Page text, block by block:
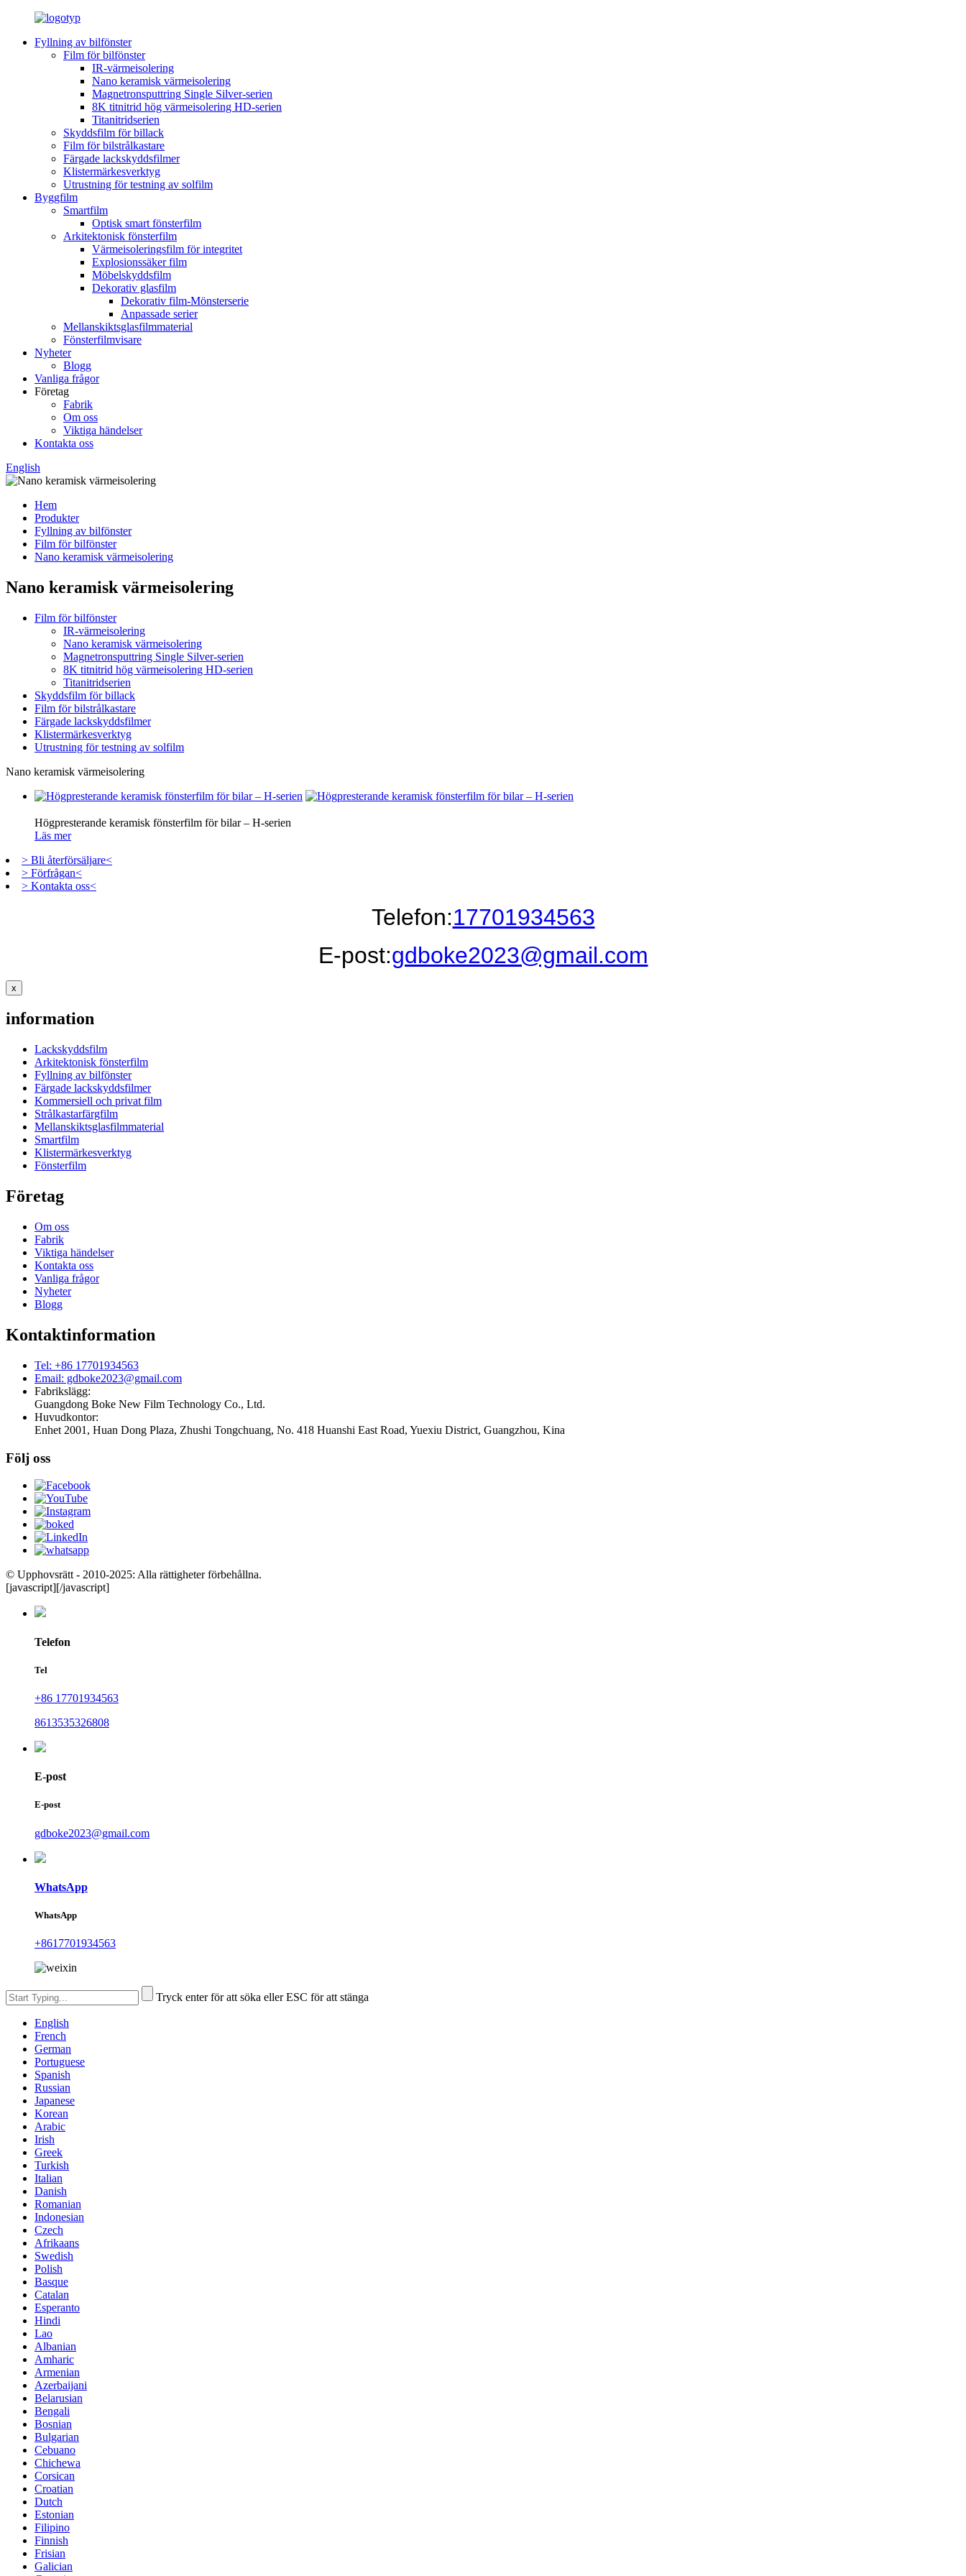
Fyllning av bilfönster
Film för bilfönster
IR-värmeisolering
Nano keramisk värmeisolering
Magnetronsputtring Single Silver-serien
8K titnitrid hög värmeisolering HD-serien
Titanitridserien
Skyddsfilm för billack
Film för bilstrålkastare
Färgade lackskyddsfilmer
Klistermärkesverktyg
Utrustning för testning av solfilm
Byggfilm
Smartfilm
Optisk smart fönsterfilm
Arkitektonisk fönsterfilm
Värmeisoleringsfilm för integritet
Explosionssäker film
Möbelskyddsfilm
Dekorativ glasfilm
Dekorativ film-Mönsterserie
Anpassade serier
Mellanskiktsglasfilmmaterial
Fönsterfilmvisare
Nyheter
Blogg
Vanliga frågor
Företag
Fabrik
Om oss
Viktiga händelser
Kontakta oss
English
Hem
Produkter
Fyllning av bilfönster
Film för bilfönster
Nano keramisk värmeisolering
Nano keramisk värmeisolering
Film för bilfönster
IR-värmeisolering
Nano keramisk värmeisolering
Magnetronsputtring Single Silver-serien
8K titnitrid hög värmeisolering HD-serien
Titanitridserien
Skyddsfilm för billack
Film för bilstrålkastare
Färgade lackskyddsfilmer
Klistermärkesverktyg
Utrustning för testning av solfilm
Nano keramisk värmeisolering
Högpresterande keramisk fönsterfilm för bilar – H-serien
Läs mer
> Bli återförsäljare<
> Förfrågan<
> Kontakta oss<
Telefon:17701934563
E-post:gdboke2023@gmail.com
x
information
Lackskyddsfilm
Arkitektonisk fönsterfilm
Fyllning av bilfönster
Färgade lackskyddsfilmer
Kommersiell och privat film
Strålkastarfärgfilm
Mellanskiktsglasfilmmaterial
Smartfilm
Klistermärkesverktyg
Fönsterfilm
Företag
Om oss
Fabrik
Viktiga händelser
Kontakta oss
Vanliga frågor
Nyheter
Blogg
Kontaktinformation
Tel: +86 17701934563
Email: gdboke2023@gmail.com
Fabrikslägg:
Guangdong Boke New Film Technology Co., Ltd.
Huvudkontor:
Enhet 2001, Huan Dong Plaza, Zhushi Tongchuang, No. 418 Huanshi East Road, Yuexiu District, Guangzhou, Kina
Följ oss
© Upphovsrätt - 2010-2025: Alla rättigheter förbehållna.
[javascript][/javascript]
Telefon
Tel
+86 17701934563
8613535326808
E-post
E-post
gdboke2023@gmail.com
WhatsApp
WhatsApp
+8617701934563
Tryck enter för att söka eller ESC för att stänga
English
French
German
Portuguese
Spanish
Russian
Japanese
Korean
Arabic
Irish
Greek
Turkish
Italian
Danish
Romanian
Indonesian
Czech
Afrikaans
Swedish
Polish
Basque
Catalan
Esperanto
Hindi
Lao
Albanian
Amharic
Armenian
Azerbaijani
Belarusian
Bengali
Bosnian
Bulgarian
Cebuano
Chichewa
Corsican
Croatian
Dutch
Estonian
Filipino
Finnish
Frisian
Galician